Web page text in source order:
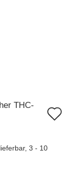
THC-
3 - 10